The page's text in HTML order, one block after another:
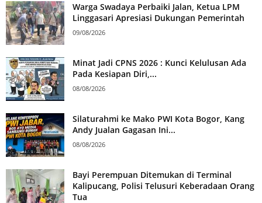
Warga Swadaya Perbaiki Jalan, Ketua LPM
Linggasari Apresiasi Dukungan Pemerintah
09/08/2026
Minat Jadi CPNS 2026 : Kunci Kelulusan Ada
Pada Kesiapan Diri,...
08/08/2026
Silaturahmi ke Mako PWI Kota Bogor, Kang
Andy Jualan Gagasan Ini...
08/08/2026
Bayi Perempuan Ditemukan di Terminal
Kalipucang, Polisi Telusuri Keberadaan Orang
Tua